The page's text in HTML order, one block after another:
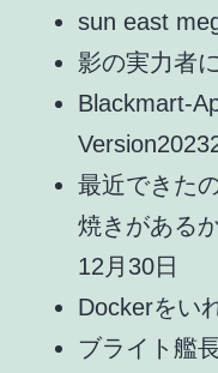
sun east
影の実力者
Blackmart-
Version2023
最近できた
焼きがある
12月30日
Dockerをい
ブライト艦